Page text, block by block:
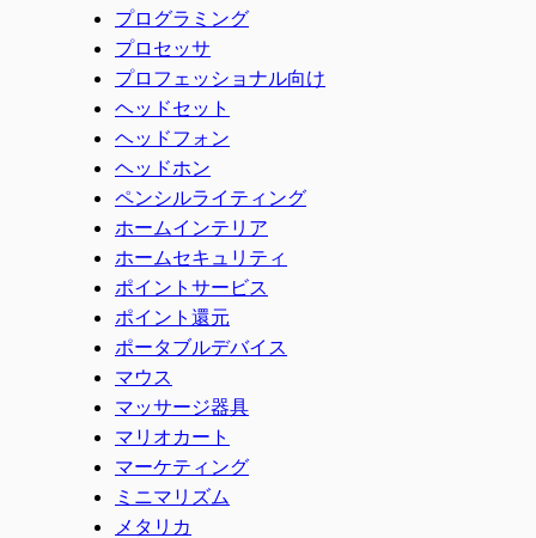
プログラミング
プロセッサ
プロフェッショナル向け
ヘッドセット
ヘッドフォン
ヘッドホン
ペンシルライティング
ホームインテリア
ホームセキュリティ
ポイントサービス
ポイント還元
ポータブルデバイス
マウス
マッサージ器具
マリオカート
マーケティング
ミニマリズム
メタリカ